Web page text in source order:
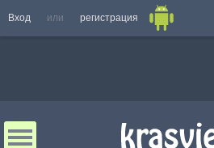
Вход или регистрация